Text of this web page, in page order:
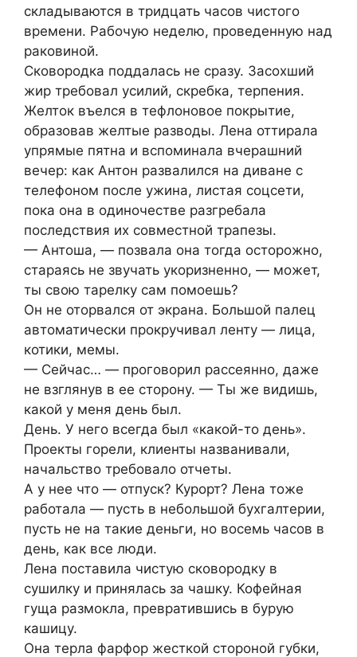
складываются в тридцать часов чистого
времени. Рабочую неделю, проведенную над
раковиной.
Сковородка поддалась не сразу. Засохший
жир требовал усилий, скребка, терпения.
Желток въелся в тефлоновое покрытие,
образовав желтые разводы. Лена оттирала
упрямые пятна и вспоминала вчерашний
вечер: как Антон развалился на диване с
телефоном после ужина, листая соцсети,
пока она в одиночестве разгребала
последствия их совместной трапезы.
— Антоша, — позвала она тогда осторожно,
стараясь не звучать укоризненно, — может,
ты свою тарелку сам помоешь?
Он не оторвался от экрана. Большой палец
автоматически прокручивал ленту — лица,
котики, мемы.
— Сейчас… — проговорил рассеянно, даже
не взглянув в ее сторону. — Ты же видишь,
какой у меня день был.
День. У него всегда был «какой-то день».
Проекты горели, клиенты названивали,
начальство требовало отчеты.
А у нее что — отпуск? Курорт? Лена тоже
работала — пусть в небольшой бухгалтерии,
пусть не на такие деньги, но восемь часов в
день, как все люди.
Лена поставила чистую сковородку в
сушилку и принялась за чашку. Кофейная
гуща размокла, превратившись в бурую
кашицу.
Она терла фарфор жесткой стороной губки,